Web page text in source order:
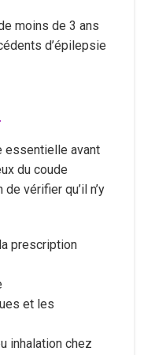
moins de 3 ans
d’épilepsie
essentielle avant
du coude
vérifier qu’il n’y
prescription
et les
inhalation chez